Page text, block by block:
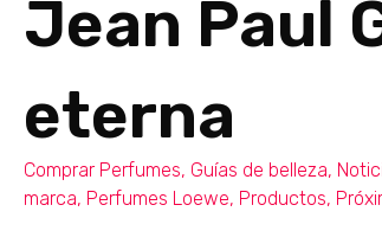
Jean Paul
eterna
Comprar Perfumes, Guías de belleza,
marca, Perfumes Loewe, Productos,